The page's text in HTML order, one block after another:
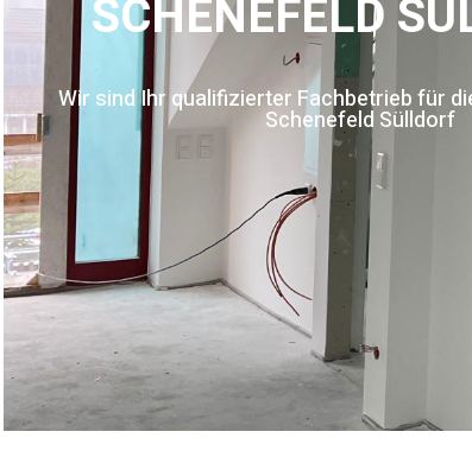
SCHENEFELD
Wir sind Ihr qualifizierter Fachbetrieb für
Schenefeld Sülldorf